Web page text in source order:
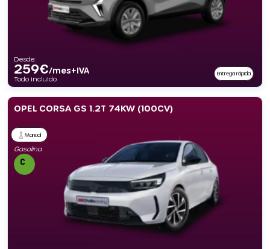
Desde:
259€/mes+IVA
Todo incluido
Entrega rápida
OPEL CORSA GS 1.2T 74KW (100CV)
Manual
Gasolina